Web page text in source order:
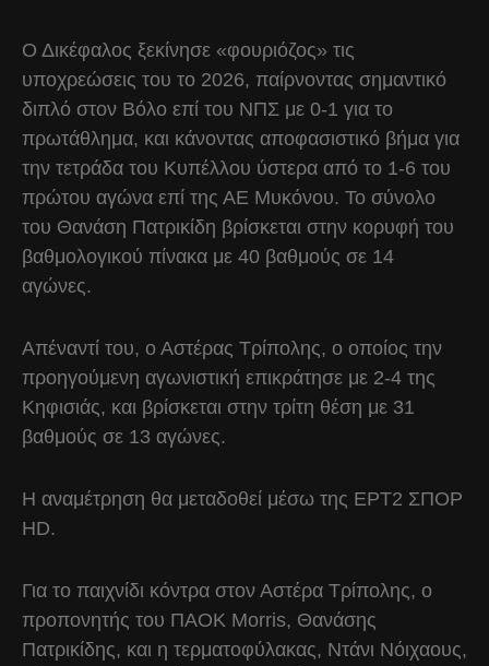
Ο Δικέφαλος ξεκίνησε «φουριόζος» τις
υποχρεώσεις του το 2026, παίρνοντας σημαντικό
διπλό στον Βόλο επί του ΝΠΣ με 0-1 για το
πρωτάθλημα, και κάνοντας αποφασιστικό βήμα για
την τετράδα του Κυπέλλου ύστερα από το 1-6 του
πρώτου αγώνα επί της ΑΕ Μυκόνου. Το σύνολο
του Θανάση Πατρικίδη βρίσκεται στην κορυφή του
βαθμολογικού πίνακα με 40 βαθμούς σε 14
αγώνες.
Απέναντί του, ο Αστέρας Τρίπολης, ο οποίος την
προηγούμενη αγωνιστική επικράτησε με 2-4 της
Κηφισιάς, και βρίσκεται στην τρίτη θέση με 31
βαθμούς σε 13 αγώνες.
Η αναμέτρηση θα μεταδοθεί μέσω της ΕΡΤ2 ΣΠΟΡ
HD.
Για το παιχνίδι κόντρα στον Αστέρα Τρίπολης, ο
προπονητής του ΠΑΟΚ Morris, Θανάσης
Πατρικίδης, και η τερματοφύλακας, Ντάνι Νόιχαους,